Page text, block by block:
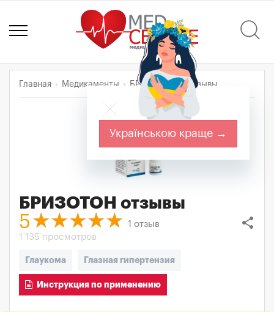
Главная Медикаменты БРИЗОТОН Отзывы
БРИЗОТОН отзывы
share
5 1 отзыв
1 135 просмотров
Глаукома Глазная гипертензия
Инструкция по применению
Українською краще →